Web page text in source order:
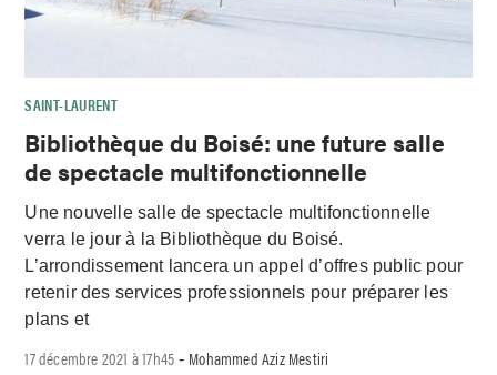
SAINT-LAURENT
Bibliothèque du Boisé: une future salle
de spectacle multifonctionnelle
Une nouvelle salle de spectacle multifonctionnelle
verra le jour à la Bibliothèque du Boisé.
L’arrondissement lancera un appel d’offres public pour
retenir des services professionnels pour préparer les
plans et
17 décembre 2021 à 17h45 - Mohammed Aziz Mestiri